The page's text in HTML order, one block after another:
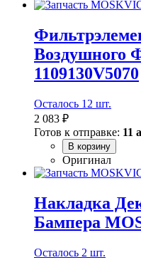
Воздушного
1109130V5070
Осталось 12 шт.
2 083 ₽
Готов к отправке: 11
В корзину
Оригинал
Накладка
Бампера
Осталось 2 шт.